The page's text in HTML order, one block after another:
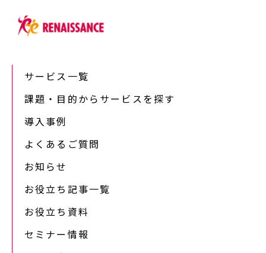
サービス一覧
課題・目的からサービスを探す
導入事例
よくあるご質問
お知らせ
お役立ち記事一覧
お役立ち資料
セミナー情報